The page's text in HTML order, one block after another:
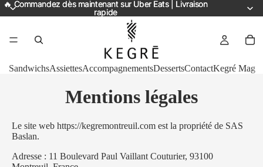
🔥 Commandez dès maintenant sur Uber Eats | Livraison
rapide
🔥 Commandez dès maintenant sur Uber Eats | Livraison
rapide
SandwichsAssiettesAccompagnementsDessertsContactKegré Mag
Mentions légales
Le site web https://kegremontreuil.com est la propriété de SAS
Baslan.
Adresse : 11 Boulevard Paul Vaillant Couturier, 93100